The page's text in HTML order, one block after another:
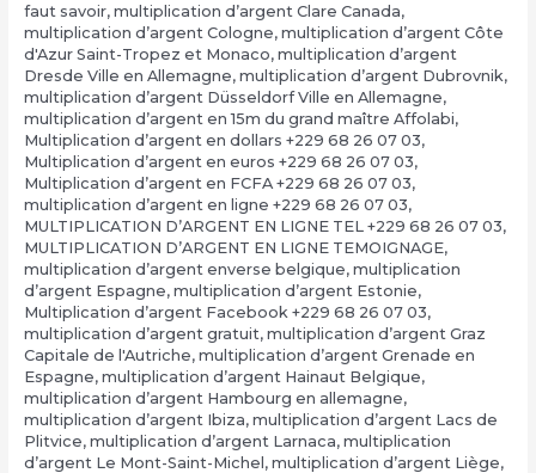
faut savoir, multiplication d’argent Clare Canada,
multiplication d’argent Cologne, multiplication d’argent Côte
d'Azur Saint-Tropez et Monaco, multiplication d’argent
Dresde Ville en Allemagne, multiplication d’argent Dubrovnik,
multiplication d’argent Düsseldorf Ville en Allemagne,
multiplication d’argent en 15m du grand maître Affolabi,
Multiplication d’argent en dollars +229 68 26 07 03,
Multiplication d’argent en euros +229 68 26 07 03,
Multiplication d’argent en FCFA +229 68 26 07 03,
multiplication d’argent en ligne +229 68 26 07 03,
MULTIPLICATION D’ARGENT EN LIGNE TEL +229 68 26 07 03,
MULTIPLICATION D’ARGENT EN LIGNE TEMOIGNAGE,
multiplication d’argent enverse belgique, multiplication
d’argent Espagne, multiplication d’argent Estonie,
Multiplication d’argent Facebook +229 68 26 07 03,
multiplication d’argent gratuit, multiplication d’argent Graz
Capitale de l'Autriche, multiplication d’argent Grenade en
Espagne, multiplication d’argent Hainaut Belgique,
multiplication d’argent Hambourg en allemagne,
multiplication d’argent Ibiza, multiplication d’argent Lacs de
Plitvice, multiplication d’argent Larnaca, multiplication
d’argent Le Mont-Saint-Michel, multiplication d’argent Liège,